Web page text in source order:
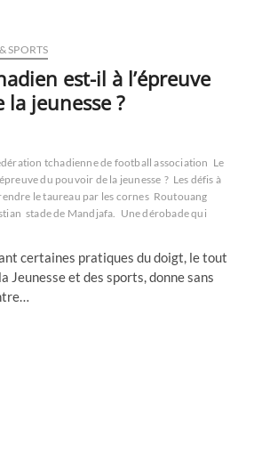
SPORTS
est-il à l’épreuve
jeunesse ?
tchadienne de football association Le
du pouvoir de la jeunesse ? Les défis à
le taureau par les cornes Routouang
stade de Mandjafa.
Une dérobade qui
certaines pratiques du doigt, le tout
Jeunesse et des sports, donne sans